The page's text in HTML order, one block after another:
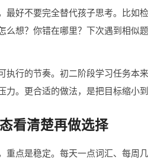
最好不要完全替代孩子思考。比如
么想？你错在哪里？下次遇到相似
执行的节奏。初二阶段学习任务本
力。更合适的做法，是把目标缩小
看清楚再做选择
重点是稳定。每天一点词汇、每周